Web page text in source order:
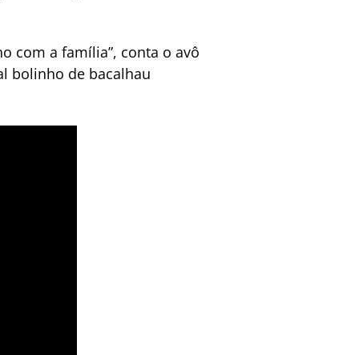
com a família”, conta o avô
bolinho de bacalhau